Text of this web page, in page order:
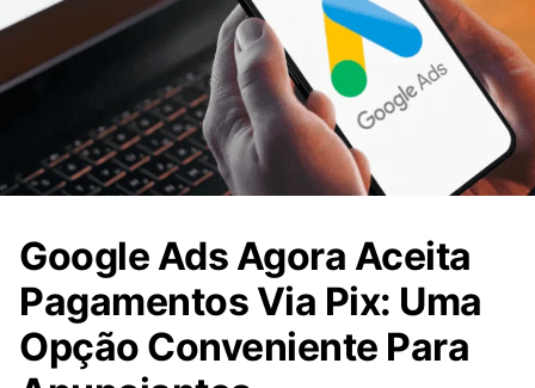
Google Ads Agora Aceita
Pagamentos Via Pix: Uma
Opção Conveniente Para